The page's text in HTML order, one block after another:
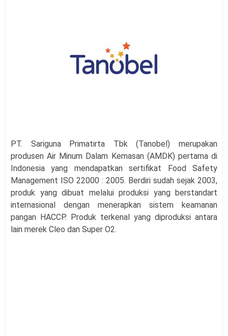
PT. Sariguna Primatirta Tbk (Tanobel) merupakan
produsen Air Minum Dalam Kemasan (AMDK) pertama di
Indonesia yang mendapatkan sertifikat Food Safety
Management ISO 22000 : 2005. Berdiri sudah sejak 2003,
produk yang dibuat melalui produksi yang berstandart
internasional dengan menerapkan sistem keamanan
pangan HACCP. Produk terkenal yang diproduksi antara
lain merek Cleo dan Super O2.